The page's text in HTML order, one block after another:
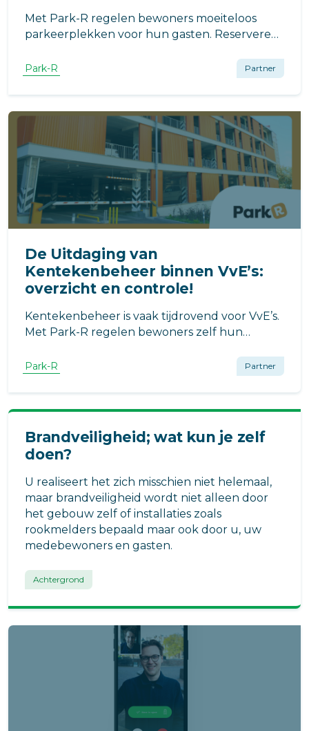
Met Park-R regelen bewoners moeiteloos
parkeerplekken voor hun gasten. Reserveren,
Minder werk voor beheerders, meer gemak en
Park-R Partner
De Uitdaging van
Kentekenbeheer binnen VvE’s:
overzicht en controle!
Kentekenbeheer is vaak tijdrovend voor VvE’s.
Met Park-R regelen bewoners zelf hun
overzicht en controle houden. Efficiënt, eerlijk
en toekomstbestendig parkeerbeheer.
Park-R Partner
Brandveiligheid; wat kun je zelf
doen?
U realiseert het zich misschien niet helemaal,
maar brandveiligheid wordt niet alleen door
het gebouw zelf of installaties zoals
rookmelders bepaald maar ook door u, uw
medebewoners en gasten.
Achtergrond